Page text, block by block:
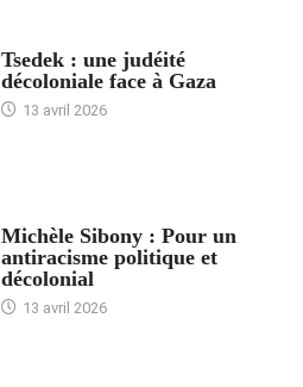
Tsedek : une judéité
décoloniale face à Gaza
13 avril 2026
Michèle Sibony : Pour un
antiracisme politique et
décolonial
13 avril 2026